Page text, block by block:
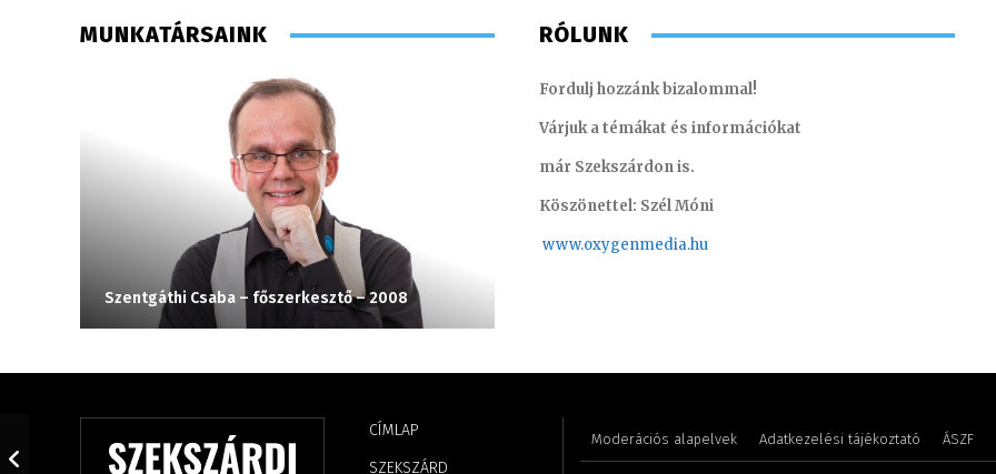
MUNKATÁRSAINK
Szentgáthi Csaba – főszerkesztő – 2008
RÓLUNK
Fordulj hozzánk bizalommal!
Várjuk a témákat és információkat
már Szekszárdon is.
Köszönettel: Szél Móni
www.oxygenmedia.hu
CÍMLAP
SZEKSZÁRD
Moderációs alapelvek Adatkezelési tájékoztató ÁSZF